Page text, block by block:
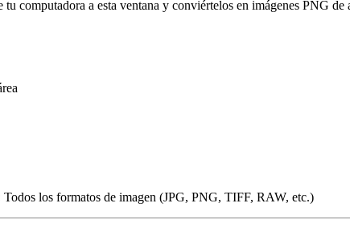
computadora a esta ventana y conviértelos en imágenes PNG
Todos los formatos de imagen (JPG, PNG, TIFF, RAW, etc.)